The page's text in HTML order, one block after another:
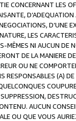
CONCERNANT LES
D’UNE
LES
MÊMES NI AUCUN DE
DE LA MANIERE
OU NE
RESPONSABLES (A)
AUCUN
OU QUE VOUS